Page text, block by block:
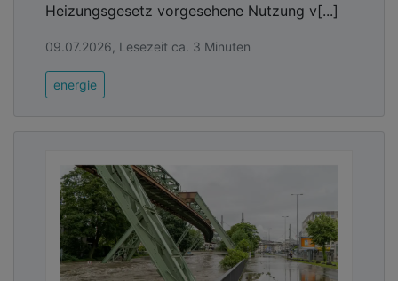
Heizungsgesetz vorgesehene Nutzung v[...]
09.07.2026, Lesezeit ca. 3 Minuten
energie